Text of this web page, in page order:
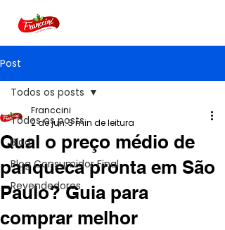
Post
Todos os posts
Blog
Blog Consumidor Final
Revendedores
Todos os posts
Qual o preço médio de
panqueca pronta em São
Paulo? Guia para
comprar melhor
Franccini
2 de jun.3 min de leitura